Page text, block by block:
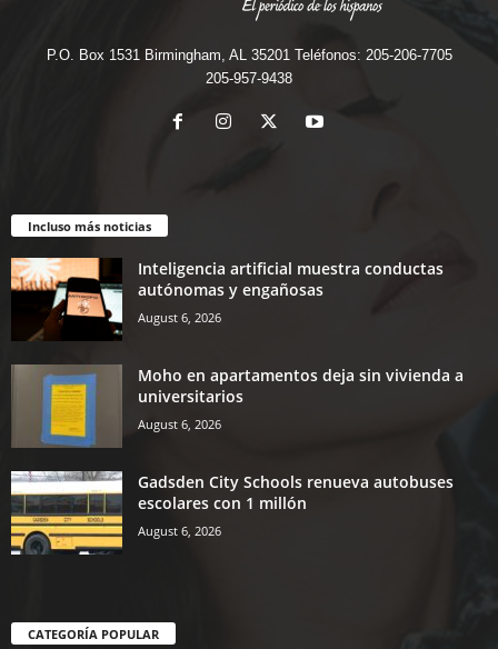
P.O. Box 1531 Birmingham, AL 35201 Teléfonos: 205-206-7705
205-957-9438
Incluso más noticias
Inteligencia artificial muestra conductas
autónomas y engañosas
August 6, 2026
Moho en apartamentos deja sin vivienda a
universitarios
August 6, 2026
Gadsden City Schools renueva autobuses
escolares con 1 millón
August 6, 2026
CATEGORÍA POPULAR